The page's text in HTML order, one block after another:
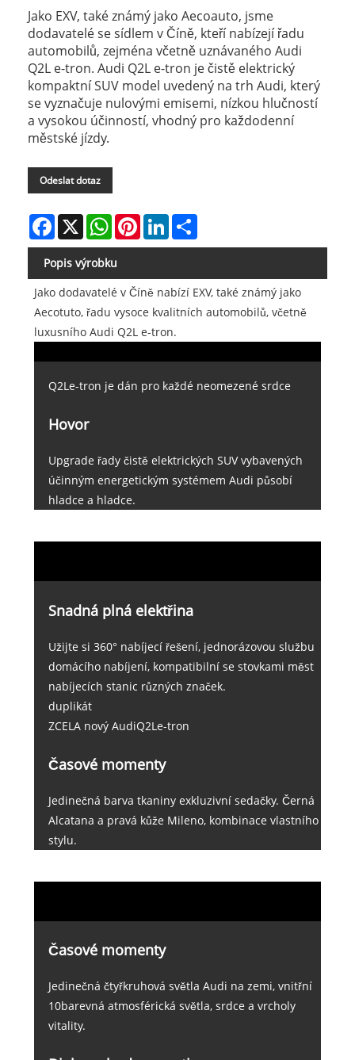
Jako EXV, také známý jako Aecoauto, jsme
dodavatelé se sídlem v Číně, kteří nabízejí řadu
automobilů, zejména včetně uznávaného Audi
Q2L e-tron. Audi Q2L e-tron je čistě elektrický
kompaktní SUV model uvedený na trh Audi, který
se vyznačuje nulovými emisemi, nízkou hlučností
a vysokou účinností, vhodný pro každodenní
městské jízdy.
Odeslat dotaz
Facebook
X WhatsAppPinterestLinkedIn
Popis výrobku
Jako dodavatelé v Číně nabízí EXV, také známý jako
Aecotuto, řadu vysoce kvalitních automobilů, včetně
luxusního Audi Q2L e-tron.
Q2Le-tron je dán pro každé neomezené srdce
Hovor
Upgrade řady čistě elektrických SUV vybavených
účinným energetickým systémem Audi působí
hladce a hladce.
Snadná plná elektřina
Užijte si 360° nabíjecí řešení, jednorázovou službu
domácího nabíjení, kompatibilní se stovkami měst
nabíjecích stanic různých značek.
duplikát
ZCELA nový AudiQ2Le-tron
Časové momenty
Jedinečná barva tkaniny exkluzivní sedačky. Černá
Alcatana a pravá kůže Mileno, kombinace vlastního
stylu.
Časové momenty
Jedinečná čtyřkruhová světla Audi na zemi, vnitřní
10barevná atmosférická světla, srdce a vrcholy
vitality.